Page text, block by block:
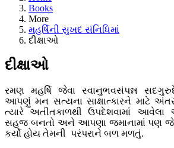
Books
More
મહર્ષિની સુખદ સંનિધિમાં
દીક્ષાઓ
દીક્ષાઓ
રમણ મહર્ષિ જેવા સ્વાનુભવસંપન્ન
આપણું મન સત્યના સાક્ષાત્કારને માટે
ત્યારે અતીતકાળથી ઉપદેશવામાં આવેલા
સહજ બનતો અને આપણા જમાનામાં પણ
કર્યો હોય તેમની પરંપરાને બળ મળતું.